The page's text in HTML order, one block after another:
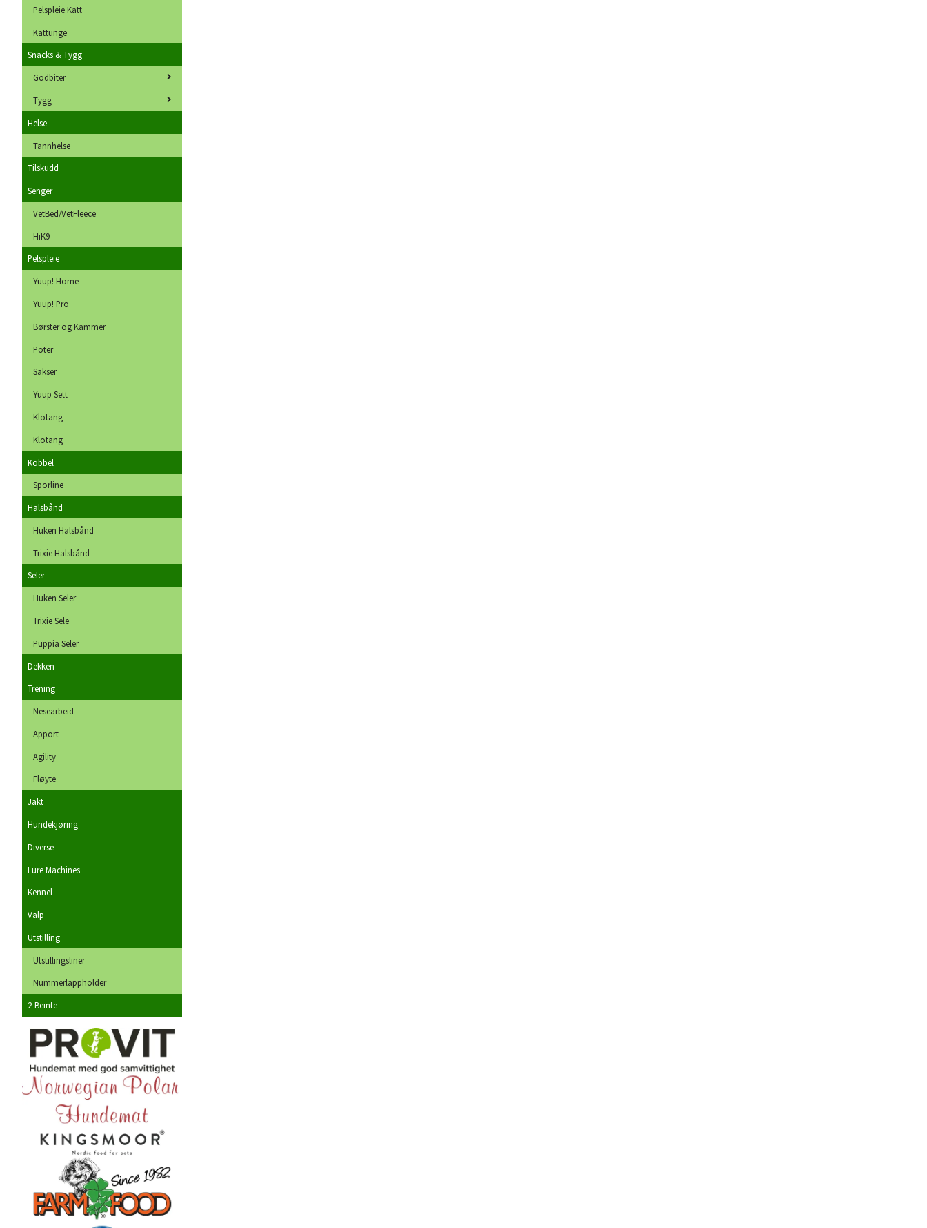
Pelspleie Katt
Kattunge
Snacks & Tygg
Godbiter
Tygg
Helse
Tannhelse
Tilskudd
Senger
VetBed/VetFleece
HiK9
Pelspleie
Yuup! Home
Yuup! Pro
Børster og Kammer
Poter
Sakser
Yuup Sett
Klotang
Klotang
Kobbel
Sporline
Halsbånd
Huken Halsbånd
Trixie Halsbånd
Seler
Huken Seler
Trixie Sele
Puppia Seler
Dekken
Trening
Nesearbeid
Apport
Agility
Fløyte
Jakt
Hundekjøring
Diverse
Lure Machines
Kennel
Valp
Utstilling
Utstillingsliner
Nummerlappholder
2-Beinte